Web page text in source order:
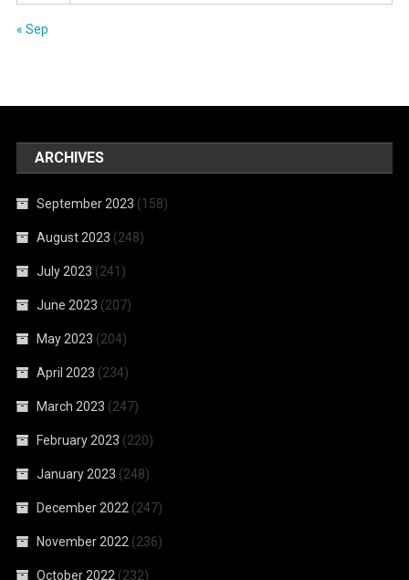
« Sep
ARCHIVES
September 2023 (158)
August 2023 (248)
July 2023 (241)
June 2023 (207)
May 2023 (204)
April 2023 (234)
March 2023 (247)
February 2023 (220)
January 2023 (248)
December 2022 (247)
November 2022 (236)
October 2022 (232)